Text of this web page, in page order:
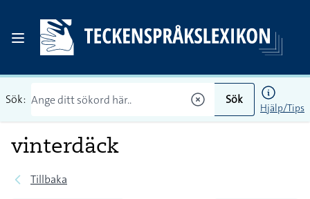
Sök: Sök
Hjälp/Tips
vinterdäck
Tillbaka